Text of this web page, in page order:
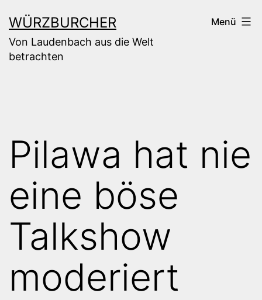
Inhalt
springen
WÜRZBURCHER
Von Laudenbach aus die Welt
betrachten
Menü
Pilawa hat nie
eine böse
Talkshow
moderiert